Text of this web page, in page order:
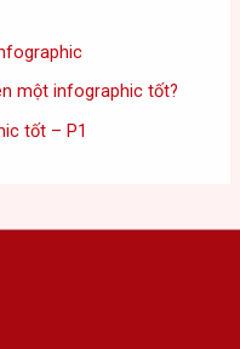
một infographic tốt?
tốt – P1